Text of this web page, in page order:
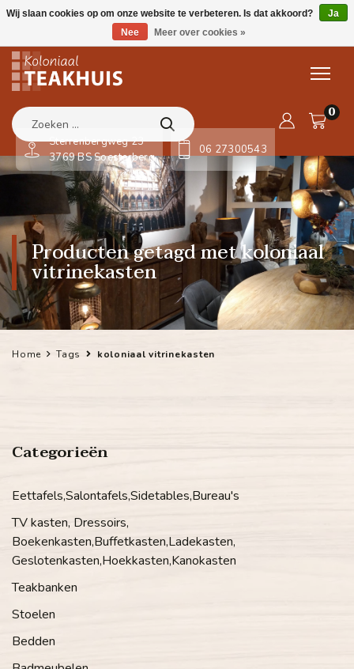
0
Sterrenbergweg 23
3769 BS Soesterberg
06 27300543
Producten getagd met koloniaal
vitrinekasten
Home Tags koloniaal vitrinekasten
Categorieën
Eettafels,Salontafels,Sidetables,Bureau's
TV kasten, Dressoirs,
Boekenkasten,Buffetkasten,Ladekasten,
Geslotenkasten,Hoekkasten,Kanokasten
Teakbanken
Stoelen
Bedden
Wij slaan cookies op om onze website te verbeteren. Is dat akkoord?
Ja
Nee
Meer over cookies »